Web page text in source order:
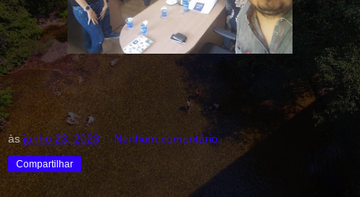
àsjunho 23, 2023 Nenhum comentário:
Compartilhar